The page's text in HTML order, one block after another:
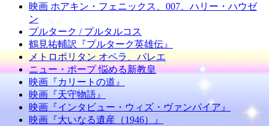
映画 ホアキン・フェニックス、007、ハリー・ハウゼ
ン
プルターク / プルタルコス
鶴見祐輔訳『プルターク英雄伝』
メトロポリタン オペラ、バレエ
ニュー・ポープ 悩める新教皇
映画『カリートの道』
映画『天守物語』
映画『インタビュー・ウィズ・ヴァンパイア』
映画『大いなる遺産（1946）』